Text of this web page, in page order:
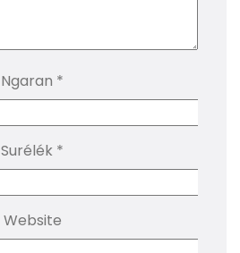
Ngaran *
Surélék *
Website